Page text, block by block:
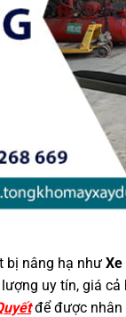
bị nâng hạ như Xe
uy tín, giá
để được nhân